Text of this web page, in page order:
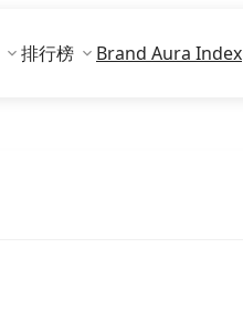
排行榜 Brand Aura Index